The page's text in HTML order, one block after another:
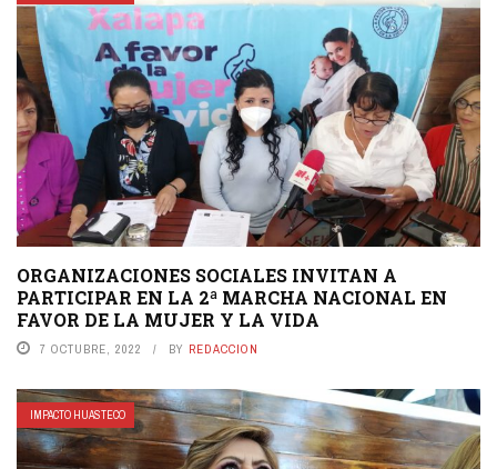
ORGANIZACIONES SOCIALES INVITAN A
PARTICIPAR EN LA 2ª MARCHA NACIONAL EN
FAVOR DE LA MUJER Y LA VIDA
7 OCTUBRE, 2022 BY REDACCION
IMPACTO HUASTECO